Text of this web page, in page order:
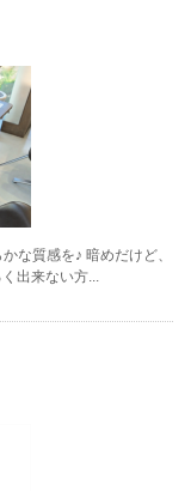
な質感を♪ 暗めだけど、
出来ない方...